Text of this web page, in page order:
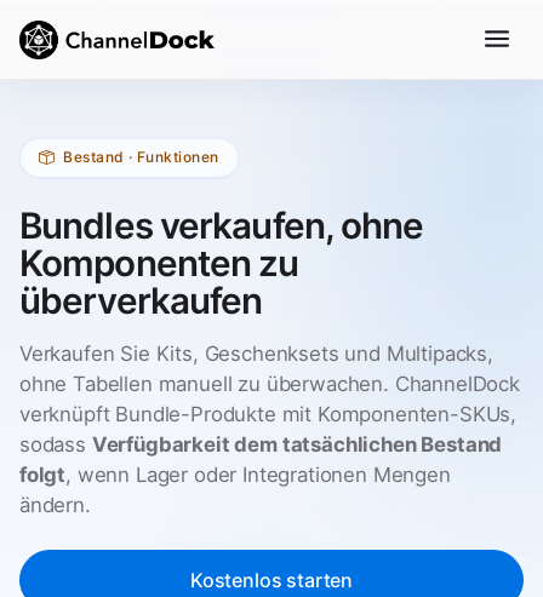
Bestand · Funktionen
Bundles verkaufen, ohne
Komponenten zu
überverkaufen
Verkaufen Sie Kits, Geschenksets und Multipacks,
ohne Tabellen manuell zu überwachen. ChannelDock
verknüpft Bundle-Produkte mit Komponenten-SKUs,
sodass Verfügbarkeit dem tatsächlichen Bestand
folgt, wenn Lager oder Integrationen Mengen
ändern.
Kostenlos starten